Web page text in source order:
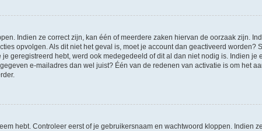
Indien ze correct zijn, kan één of meerdere zaken hiervan de oorzaak zijn.
opvolgen. Als dit niet het geval is, moet je account dan geactiveerd
geregistreerd hebt, werd ook medegedeeld of dit al dan niet nodig is. Indien
e-mailadres dan wel juist? Één van de redenen van activatie is om het
hebt. Controleer eerst of je gebruikersnaam en wachtwoord kloppen. Indien